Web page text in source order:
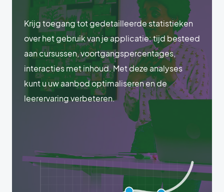
Krijg toegang tot gedetailleerde statistieken
over het gebruik van je applicatie: tijd besteed
aan cursussen, voortgangspercentages,
interacties met inhoud. Met deze analyses
kunt u uw aanbod optimaliseren en de
leerervaring verbeteren.